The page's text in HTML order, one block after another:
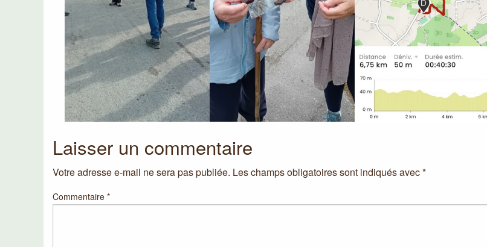
Laisser un commentaire
Votre adresse e-mail ne sera pas publiée. Les champs obligatoires sont indiqués avec*
Commentaire *